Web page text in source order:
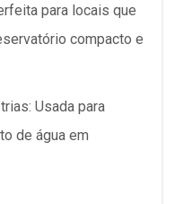
para locais que
compacto e
Usada para
de água em